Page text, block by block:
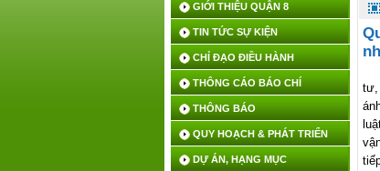
GIỚI THIỆU QUẬN 8
TIN TỨC SỰ KIỆN
CHỈ ĐẠO ĐIỀU HÀNH
THÔNG CÁO BÁO CHÍ
THÔNG BÁO
QUY HOẠCH & PHÁT TRIỂN
DỰ ÁN, HẠNG MỤC
tư,